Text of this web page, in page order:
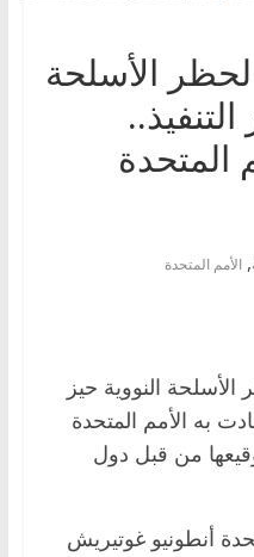
لحظر الأسلحة
المتحدة
, الأمم المتحدة
النووية حيز
به الأمم المتحدة
من قبل دول
أنطونيو غوتيريش